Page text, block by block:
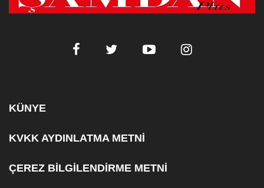
KÜNYE
KVKK AYDINLATMA METNİ
ÇEREZ BİLGİLENDİRME METNİ